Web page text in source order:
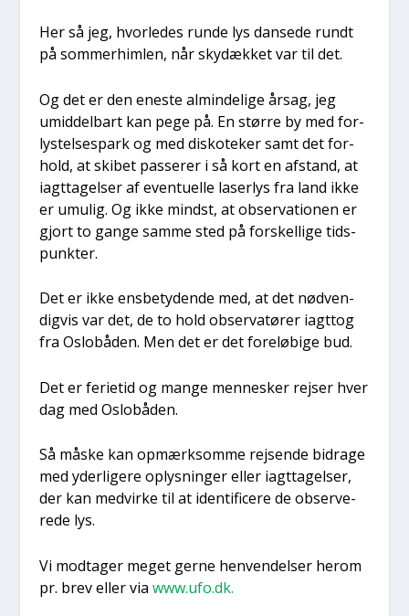
Her så jeg, hvor­le­des run­de lys dan­se­de rundt
på som­mer­him­len, når sky­dæk­ket var til det.
Og det er den ene­ste almin­de­li­ge årsag, jeg
umid­del­bart kan pege på. En stør­re by med for­
ly­stel­ses­park og med disko­te­ker samt det for­
hold, at ski­bet pas­se­rer i så kort en afstand, at
iagt­ta­gel­ser af even­tu­el­le laser­lys fra land ikke
er umu­lig. Og ikke mindst, at obser­va­tio­nen er
gjort to gan­ge sam­me sted på for­skel­li­ge tids­
punk­ter.
Det er ikke ens­be­ty­den­de med, at det nød­ven­
dig­vis var det, de to hold obser­va­tø­rer iagt­tog
fra Oslo­bå­den. Men det er det fore­lø­bi­ge bud.
Det er feri­e­tid og man­ge men­ne­sker rej­ser hver
dag med Oslo­bå­den.
Så måske kan opmærk­som­me rej­sen­de bidra­ge
med yder­li­ge­re oplys­nin­ger eller iagt­ta­gel­ser,
der kan med­vir­ke til at iden­ti­fi­ce­re de obser­ve­
re­de lys.
Vi mod­ta­ger meget ger­ne hen­ven­del­ser her­om
pr. brev eller via www.ufo.dk.